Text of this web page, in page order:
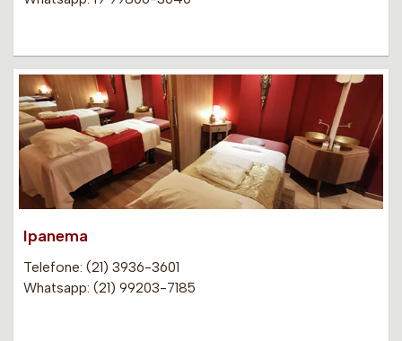
Ipanema
Telefone: (21) 3936-3601
Whatsapp: (21) 99203-7185